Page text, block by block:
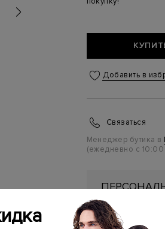
Добавить в
Связаться
Менеджер бутика в
(ежедневно с
ПЕРВУЮ
Подробнее